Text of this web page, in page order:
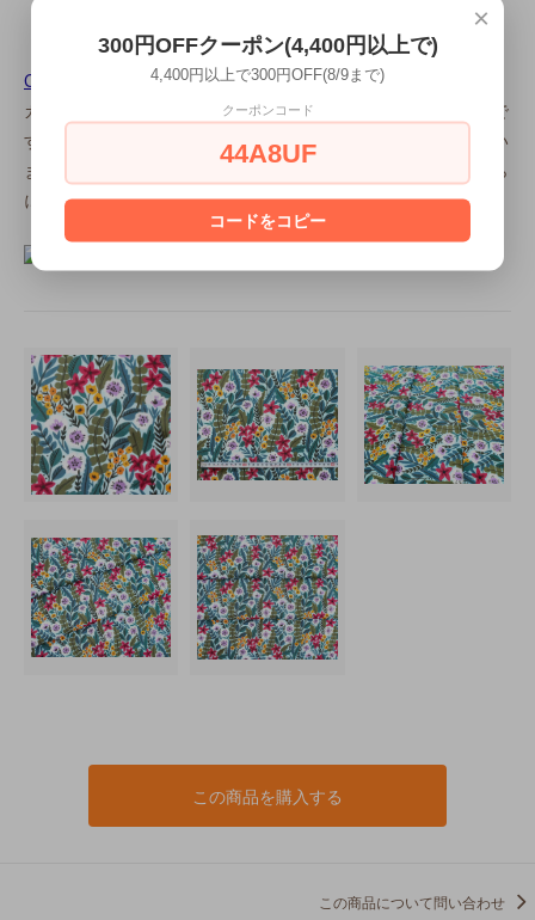
【Cloud9 Fabricsについて】
Cloud9 Fabrics
（クラウドナイン・ファブリックス）は、アメリ
カ・ニュージャージーを拠点とするファブリックデザイン会社で
す。オーガニックコットンのプリント生地をメインに生産してい
ます。2023年より Ocean State Innovations 社の傘下に入りさら
にグローバルなビジネスを展開しています。
この商品を購入する
この商品について問い合わせ
×
300円OFFクーポン(4,400円以上で)
4,400円以上で300円OFF(8/9まで)
クーポンコード
44A8UF
コードをコピー